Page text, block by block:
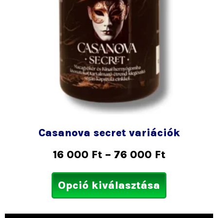
Casanova secret variációk
16 000 Ft – 76 000 Ft
Opció kiválasztása